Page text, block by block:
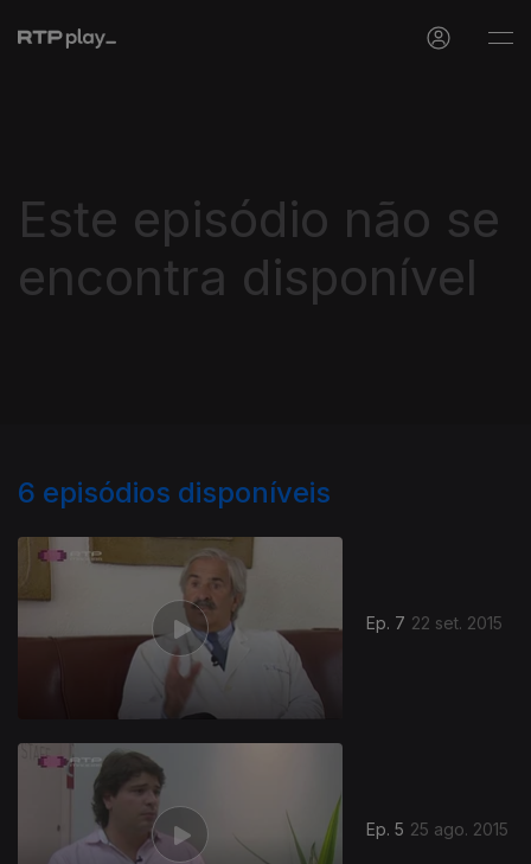
Este episódio não se
encontra disponível
6 episódios disponíveis
Ep. 7 22 set. 2015
Ep. 5 25 ago. 2015